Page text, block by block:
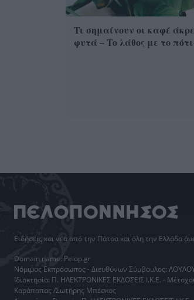
Τι σημαίνουν οι καφέ
φυτά – Το λάθος με το
Ειδήσεις και νέα από την Πάτρα και όλη την Ελλάδα
Domain name: Pelop.gr
Νόμιμος Εκπρόσωπος - Διευθύνων Σύμβουλος:
Ιδιοκτησία: Π. ΗΛΕΚΤΡΟΝΙΚΕΣ ΕΚΔΟΣΕΙΣ Ι.Κ.Ε. -
Καράπαπας /Σωτήρης Μπέσκος